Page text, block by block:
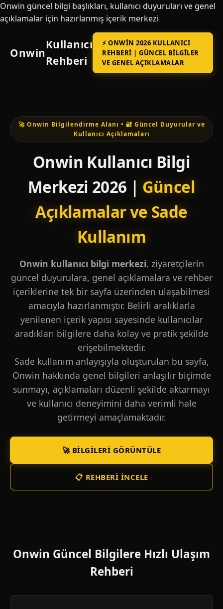
Onwin güncel bilgi başlıkları, kullanıcı duyuruları ve genel
açıklamalar için hazırlanmış içerik merkezi
Onwin
Kullanıcı
Rehberi
⚡ ONWIN 2026 KULLANICI
REHBERI | GÜNCEL BILGILER
VE GENEL AÇIKLAMALAR
🚀 Onwin Bilgilendirme Alanı • 🔐 Güncel Duyurular ve
Kullanıcı Açıklamaları
Onwin Kullanıcı Bilgi
Merkezi 2026 | Güncel
Açıklamalar ve Sade
Kullanım
Onwin kullanıcı bilgi merkezi, ziyaretçilerin
güncel duyurulara, genel açıklamalara ve rehber
içeriklerine tek bir sayfa üzerinden ulaşabilmesi
amacıyla hazırlanmıştır. Belirli aralıklarla
yenilenen içerik yapısı sayesinde kullanıcılar
aradıkları bilgilere daha kolay ve pratik şekilde
erişebilmektedir.
Sade kullanım anlayışıyla oluşturulan bu sayfa,
Onwin hakkında genel bilgileri anlaşılır biçimde
sunmayı, açıklamaları düzenli şekilde aktarmayı
ve kullanıcı deneyimini daha verimli hale
getirmeyi amaçlamaktadır.
🚀 BILGILERI GÖRÜNTÜLE
📋 REHBERI İNCELE
Onwin Güncel Bilgilere Hızlı Ulaşım
Rehberi